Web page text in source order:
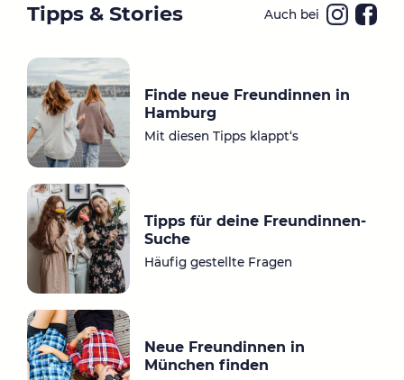
Tipps & Stories Auch bei
a
Finde neue Freundinnen in
Hamburg
Mit diesen Tipps klappt‘s
Tipps für deine Freundinnen-
Suche
Häufig gestellte Fragen
Neue Freundinnen in
München finden